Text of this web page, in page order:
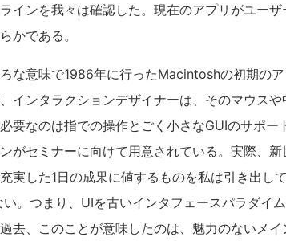
インを我々は確認した。現在のアプリがユー
かである。
な意味で1986年に行ったMacintoshの初期の
インタラクションデザイナーは、そのマウス
要なのは指での操作とごく小さなGUIのサポー
がセミナーに向けて用意されている。実際、
実した1日の成果に値するものを私は引き出し
。つまり、UIを古いインタフェースパラダイ
去、このことが意味したのは、魅力のないメ